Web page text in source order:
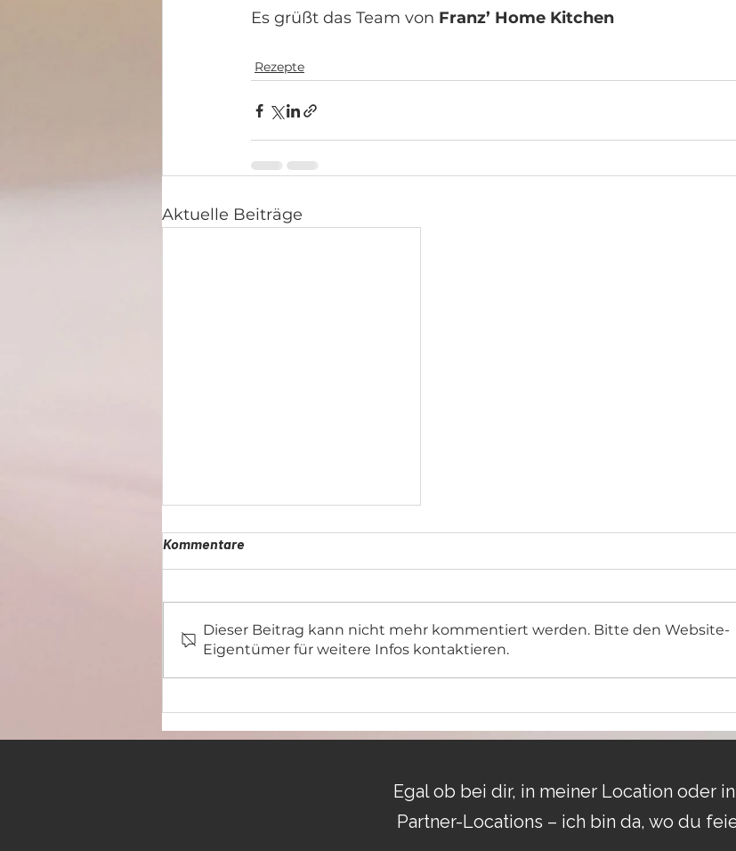
Es grüßt das Team von Franz’ Home Kitchen
Rezepte
Aktuelle Beiträge
Nudelsalat mal anders
Kommentare
Dieser Beitrag kann nicht mehr kommentiert werden. Bitte den Website-
Eigentümer für weitere Infos kontaktieren.
Egal ob bei dir, in meiner Location oder
Partner-Locations – ich bin da, wo du